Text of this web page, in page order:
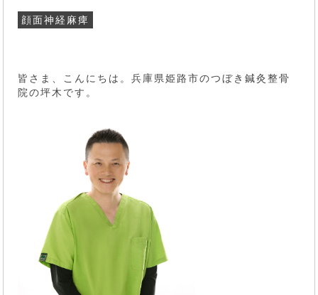
顔面神経麻痺
皆さま、こんにちは。兵庫県姫路市のつぼき鍼灸整骨
院の坪木です。